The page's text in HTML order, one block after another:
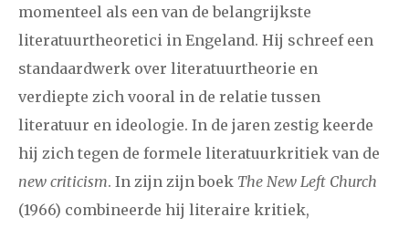
momenteel als een van de belangrijkste
literatuurtheoretici in Engeland. Hij schreef een
standaardwerk over literatuurtheorie en
verdiepte zich vooral in de relatie tussen
literatuur en ideologie. In de jaren zestig keerde
hij zich tegen de formele literatuurkritiek van de
new criticism. In zijn zijn boek The New Left Church
(1966) combineerde hij literaire kritiek,